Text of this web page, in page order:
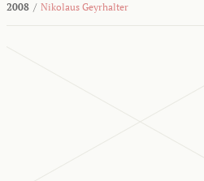
2008 / Nikolaus Geyrhalter